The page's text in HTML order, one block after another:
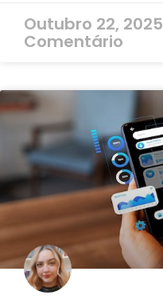
Outubro 22, 2025
Comentário